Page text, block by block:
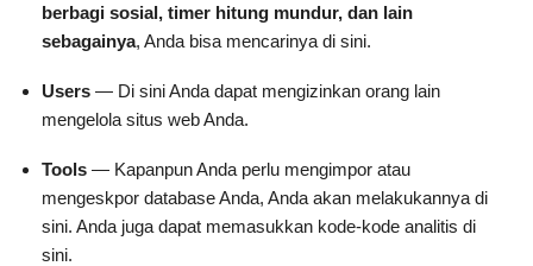
berbagi sosial, timer hitung mundur, dan lain
sebagainya, Anda bisa mencarinya di sini.
Users — Di sini Anda dapat mengizinkan orang lain
mengelola situs web Anda.
Tools — Kapanpun Anda perlu mengimpor atau
mengeskpor database Anda, Anda akan melakukannya di
sini. Anda juga dapat memasukkan kode-kode analitis di
sini.